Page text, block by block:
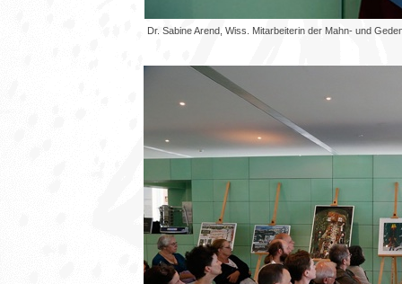
Dr. Sabine Arend, Wiss. Mitarbeiterin der Mahn- und